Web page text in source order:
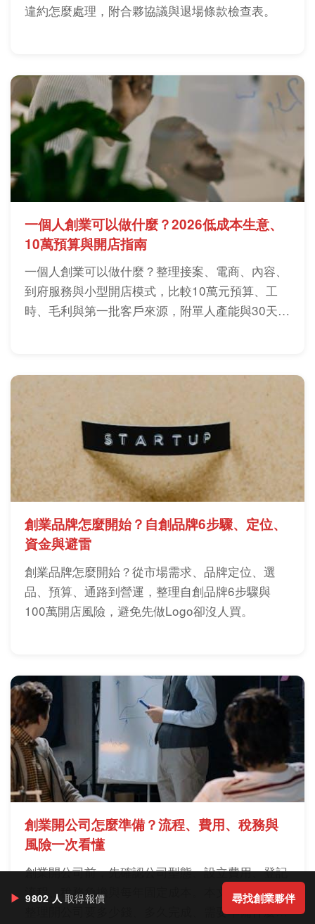
違約怎麼處理，附合夥協議與退場條款檢查表。
一個人創業可以做什麼？2026低成本生意、
10萬預算與開店指南
一個人創業可以做什麼？整理接案、電商、內容、
到府服務與小型開店模式，比較10萬元預算、工
時、毛利與第一批客戶來源，附單人產能與30天驗
創業品牌怎麼開始？自創品牌6步驟、定位、
資金與避雷
創業品牌怎麼開始？從市場需求、品牌定位、選
品、預算、通路到營運，整理自創品牌6步驟與
100萬開店風險，避免先做Logo卻沒人買。
創業開公司怎麼準備？流程、費用、稅務與
風險一次看懂
創業開公司前，先確認公司型態、設立費用、登記
流程、稅務負擔與每年固定成本。本文用實務角度
整理開公司要多少錢、多久完成、需要準備什麼，
▶ 9802 人 取得報價 尋找創業夥伴